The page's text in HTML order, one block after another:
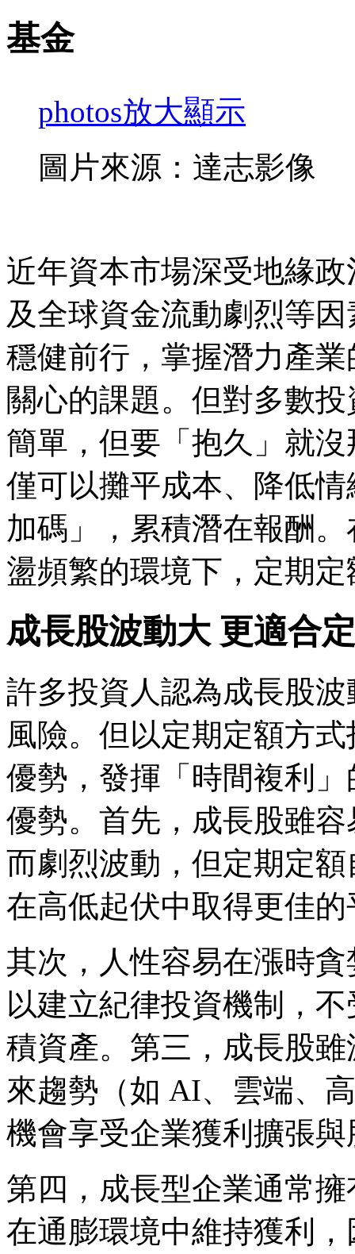
基金
photos放大顯示
圖片來源：達志影像
近年資本市場深受地緣
及全球資金流動劇烈等
穩健前行，掌握潛力產
關心的課題。但對多數
簡單，但要「抱久」就
僅可以攤平成本、降低
加碼」，累積潛在報酬
盪頻繁的環境下，定期
成長股波動大 更適合
許多投資人認為成長股
風險。但以定期定額方
優勢，發揮「時間複利
優勢。首先，成長股雖
而劇烈波動，但定期定
在高低起伏中取得更佳
其次，人性容易在漲時
以建立紀律投資機制，
積資產。第三，成長股
來趨勢（如 AI、雲端、
機會享受企業獲利擴張
第四，成長型企業通常
在通膨環境中維持獲利